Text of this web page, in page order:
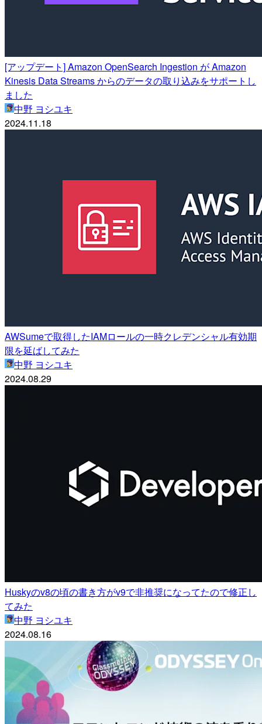
[アップデート] Amazon OpenSearch Ingestion が Amazon
Kinesis Data Streams からのデータの取り込みをサポートし
ました
中野 ヨシユキ
2024.11.18
AWSumeで取得したIAMロールの一時クレデンシャル有効期
限を延ばしてみた
中野 ヨシユキ
2024.08.29
Huskyのv8の頃の書き方がv9で非推奨になってたので修正し
てみた
中野 ヨシユキ
2024.08.16